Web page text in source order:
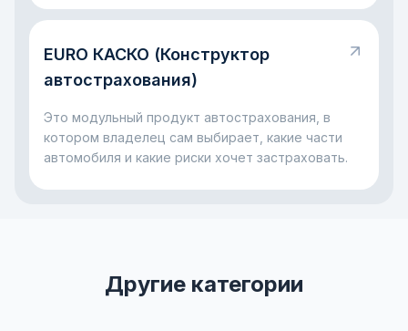
и хочет быть уверен, что с ним и с выплатами
автокредитом часто появляется страховка: она
помогает снизить риски для банка и для самого
неприятность.
EURO КАСКО (Конструктор
автострахования)
Это модульный продукт автострахования, в
котором владелец сам выбирает, какие части
автомобиля и какие риски хочет застраховать.
Другие категории